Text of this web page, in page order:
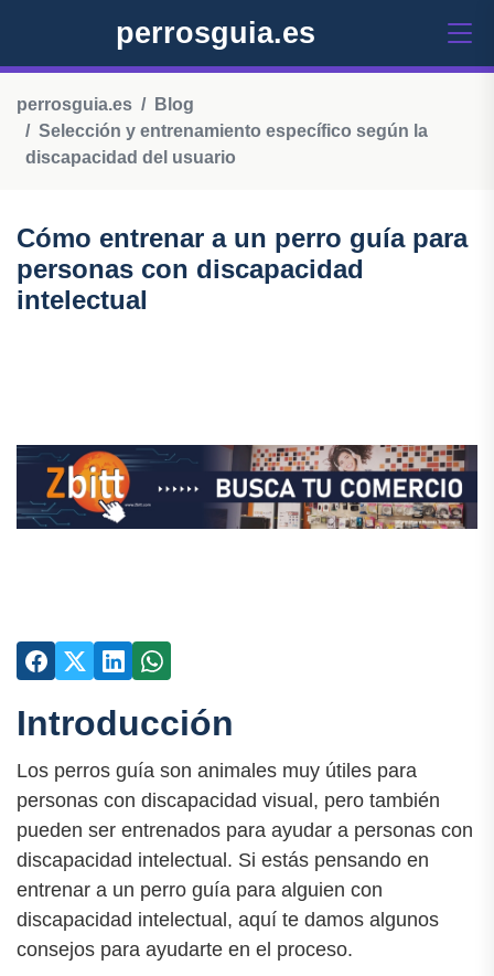
perrosguia.es
perrosguia.es
Blog
Selección y entrenamiento específico según la
discapacidad del usuario
Cómo entrenar a un perro guía para
personas con discapacidad
intelectual
Introducción
Los perros guía son animales muy útiles para
personas con discapacidad visual, pero también
pueden ser entrenados para ayudar a personas con
discapacidad intelectual. Si estás pensando en
entrenar a un perro guía para alguien con
discapacidad intelectual, aquí te damos algunos
consejos para ayudarte en el proceso.